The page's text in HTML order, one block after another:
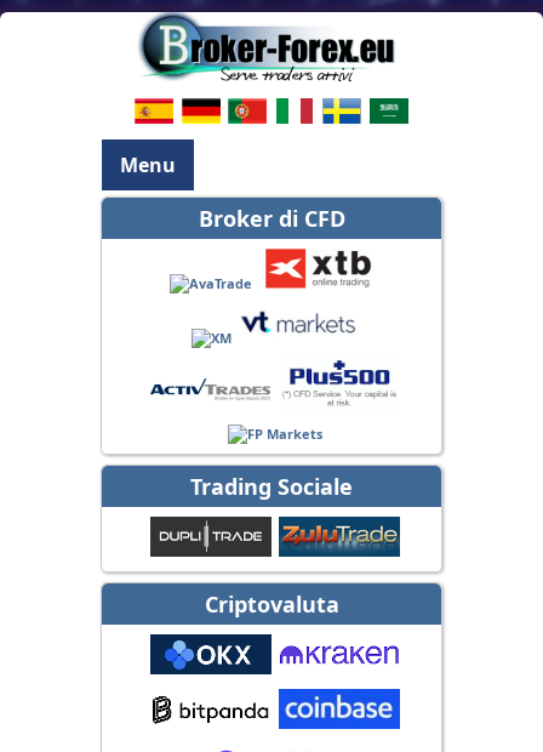
Menu
Broker di CFD
Trading Sociale
Criptovaluta